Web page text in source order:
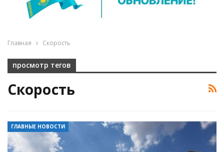
Главная Скорость
просмотр тегов
Скорость
ГЛАВНЫЕ НОВОСТИ